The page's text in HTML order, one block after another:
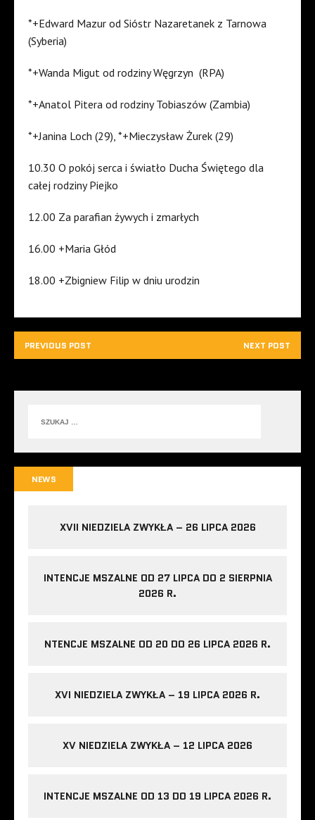
*+Edward Mazur od Sióstr Nazaretanek z Tarnowa
(Syberia)
*+Wanda Migut od rodziny Węgrzyn (RPA)
*+Anatol Pitera od rodziny Tobiaszów (Zambia)
*+Janina Loch (29), *+Mieczysław Żurek (29)
10.30 O pokój serca i światło Ducha Świętego dla
całej rodziny Piejko
12.00 Za parafian żywych i zmarłych
16.00 +Maria Głód
18.00 +Zbigniew Filip w dniu urodzin
PREVIOUS POST NEXT POST
NEWS
XVII NIEDZIELA ZWYKŁA – 26 LIPCA 2026
INTENCJE MSZALNE OD 27 LIPCA DO 2 SIERPNIA
2026 R.
NTENCJE MSZALNE OD 20 DO 26 LIPCA 2026 R.
XVI NIEDZIELA ZWYKŁA – 19 LIPCA 2026 R.
XV NIEDZIELA ZWYKŁA – 12 LIPCA 2026
INTENCJE MSZALNE OD 13 DO 19 LIPCA 2026 R.